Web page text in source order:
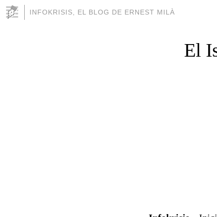
INFOKRISIS, EL BLOG DE ERNEST MILÀ
El